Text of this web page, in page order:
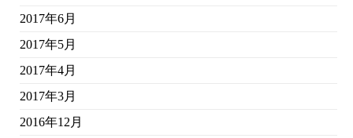
2017年6月
2017年5月
2017年4月
2017年3月
2016年12月